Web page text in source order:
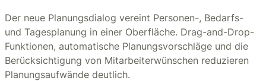
Der neue Planungsdialog vereint Personen-, Bedarfs-
und Tagesplanung in einer Oberfläche. Drag-and-Drop-
Funktionen, automatische Planungsvorschläge und die
Berücksichtigung von Mitarbeiterwünschen reduzieren
Planungsaufwände deutlich.